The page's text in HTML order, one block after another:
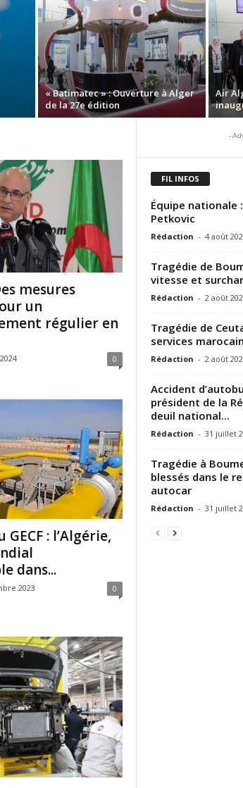
« Batimatec » : Ouverture à Alger
de la 27e édition
Air
mesures
un
régulier en
0
: l’Algérie,
dans...
2023 0
-
FIL INFOS
Équipe nationale
Petkovic
Rédaction - 4 août
Tragédie de
vitesse et
Rédaction - 2 août
Tragédie de
services
Rédaction - 2 août
Accident
président de la
deuil national...
Rédaction - 31 juillet
Tragédie à
blessés dans le
autocar
Rédaction - 31 juillet